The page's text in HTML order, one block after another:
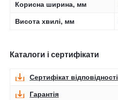
Корисна ширина, мм
Висота хвилі, мм
Каталоги і сертифікати
Сертифікат відповідності
Гарантія